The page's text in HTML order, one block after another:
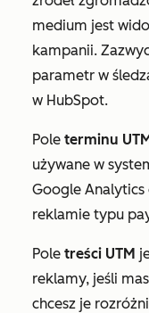
medium jest
kampanii.
parametr w
w HubSpot.
Pole terminu
używane w
Google Analytics
reklamie typu
Pole treści UTM
reklamy, jeśli
chcesz je